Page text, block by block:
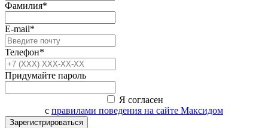
Фамилия*
E-mail*
Телефон*
Придумайте пароль
Я согласен
с правилами поведения на сайте Максидом
Зарегистрироваться